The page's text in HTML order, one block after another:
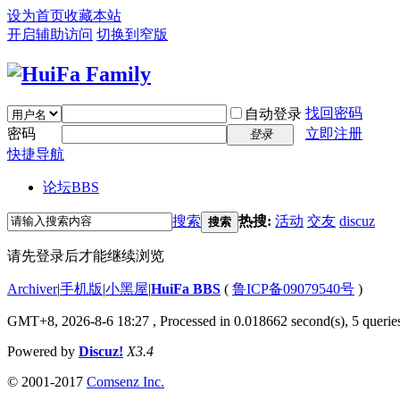
设为首页收藏本站
开启辅助访问 切换到窄版
自动登录 找回密码
密码
登录
立即注册
快捷导航
论坛BBS
搜索 搜索 热搜: 活动 交友 discuz
请先登录后才能继续浏览
Archiver|手机版|小黑屋|HuiFa BBS ( 鲁ICP备09079540号 )
GMT+8, 2026-8-6 18:27 , Processed in 0.018662 second(s), 5
Powered by Discuz! X3.4
© 2001-2017 Comsenz Inc.